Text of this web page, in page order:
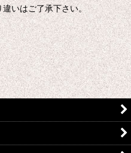
いはご了承下さい。